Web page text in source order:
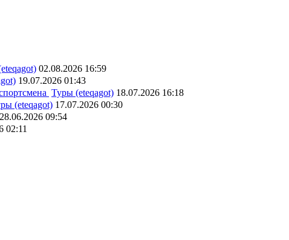
02.08.2026 16:59
19.07.2026 01:43
Туры (eteqagot) 18.07.2026 16:18
(eteqagot) 17.07.2026 00:30
28.06.2026 09:54
02:11